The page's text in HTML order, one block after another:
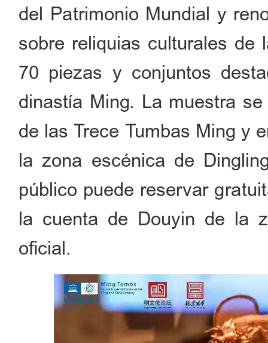
del Patrimonio Mundial y
sobre reliquias culturales de
70 piezas y conjuntos
dinastía Ming. La muestra
de las Trece Tumbas Ming y
la zona escénica de
público puede reservar
la cuenta de Douyin de la
oficial.